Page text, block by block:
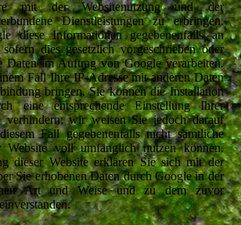
mit der Websitenutzung und der
Dienstleistungen zu erbringen.
diese Informationen gegebenenfalls an
dies gesetzlich vorgeschrieben oder
Daten im Auftrag von Google verarbeiten.
Fall Ihre IP-Adresse mit anderen Daten
bringen. Sie können die Installation
eine entsprechende Einstellung Ihrer
verhindern; wir weisen Sie jedoch darauf
Fall gegebenenfalls nicht sämtliche
Website voll umfänglich nutzen können.
dieser Website erklären Sie sich mit der
Sie erhobenen Daten durch Google in der
Art und Weise und zu dem zuvor